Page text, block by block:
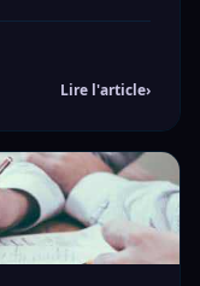
Lire l'article›